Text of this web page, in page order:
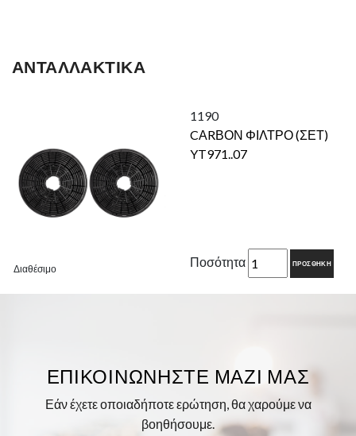
ΑΝΤΑΛΛΑΚΤΙΚΆ
Διαθέσιμο
1190
CΑRΒΟΝ ΦΙΛΤΡΟ (ΣΕΤ)
YT971..07
Ποσότητα ΠΡΟΣΘΉΚΗ
ΕΠΙΚΟΙΝΩΝΉΣΤΕ ΜΑΖΊ ΜΑΣ
Εάν έχετε οποιαδήποτε ερώτηση, θα χαρούμε να
βοηθήσουμε.